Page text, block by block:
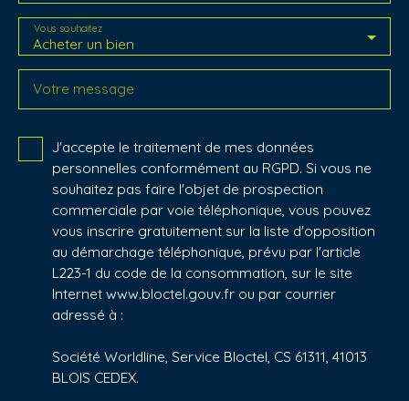
Acheter un bien
Vous souhaitez
Votre message
J'accepte le traitement de mes données
personnelles conformément au RGPD. Si vous ne
souhaitez pas faire l'objet de prospection
commerciale par voie téléphonique, vous pouvez
vous inscrire gratuitement sur la liste d'opposition
au démarchage téléphonique, prévu par l'article
L223-1 du code de la consommation, sur le site
Internet www.bloctel.gouv.fr ou par courrier
adressé à :
Société Worldline, Service Bloctel, CS 61311, 41013
BLOIS CEDEX.